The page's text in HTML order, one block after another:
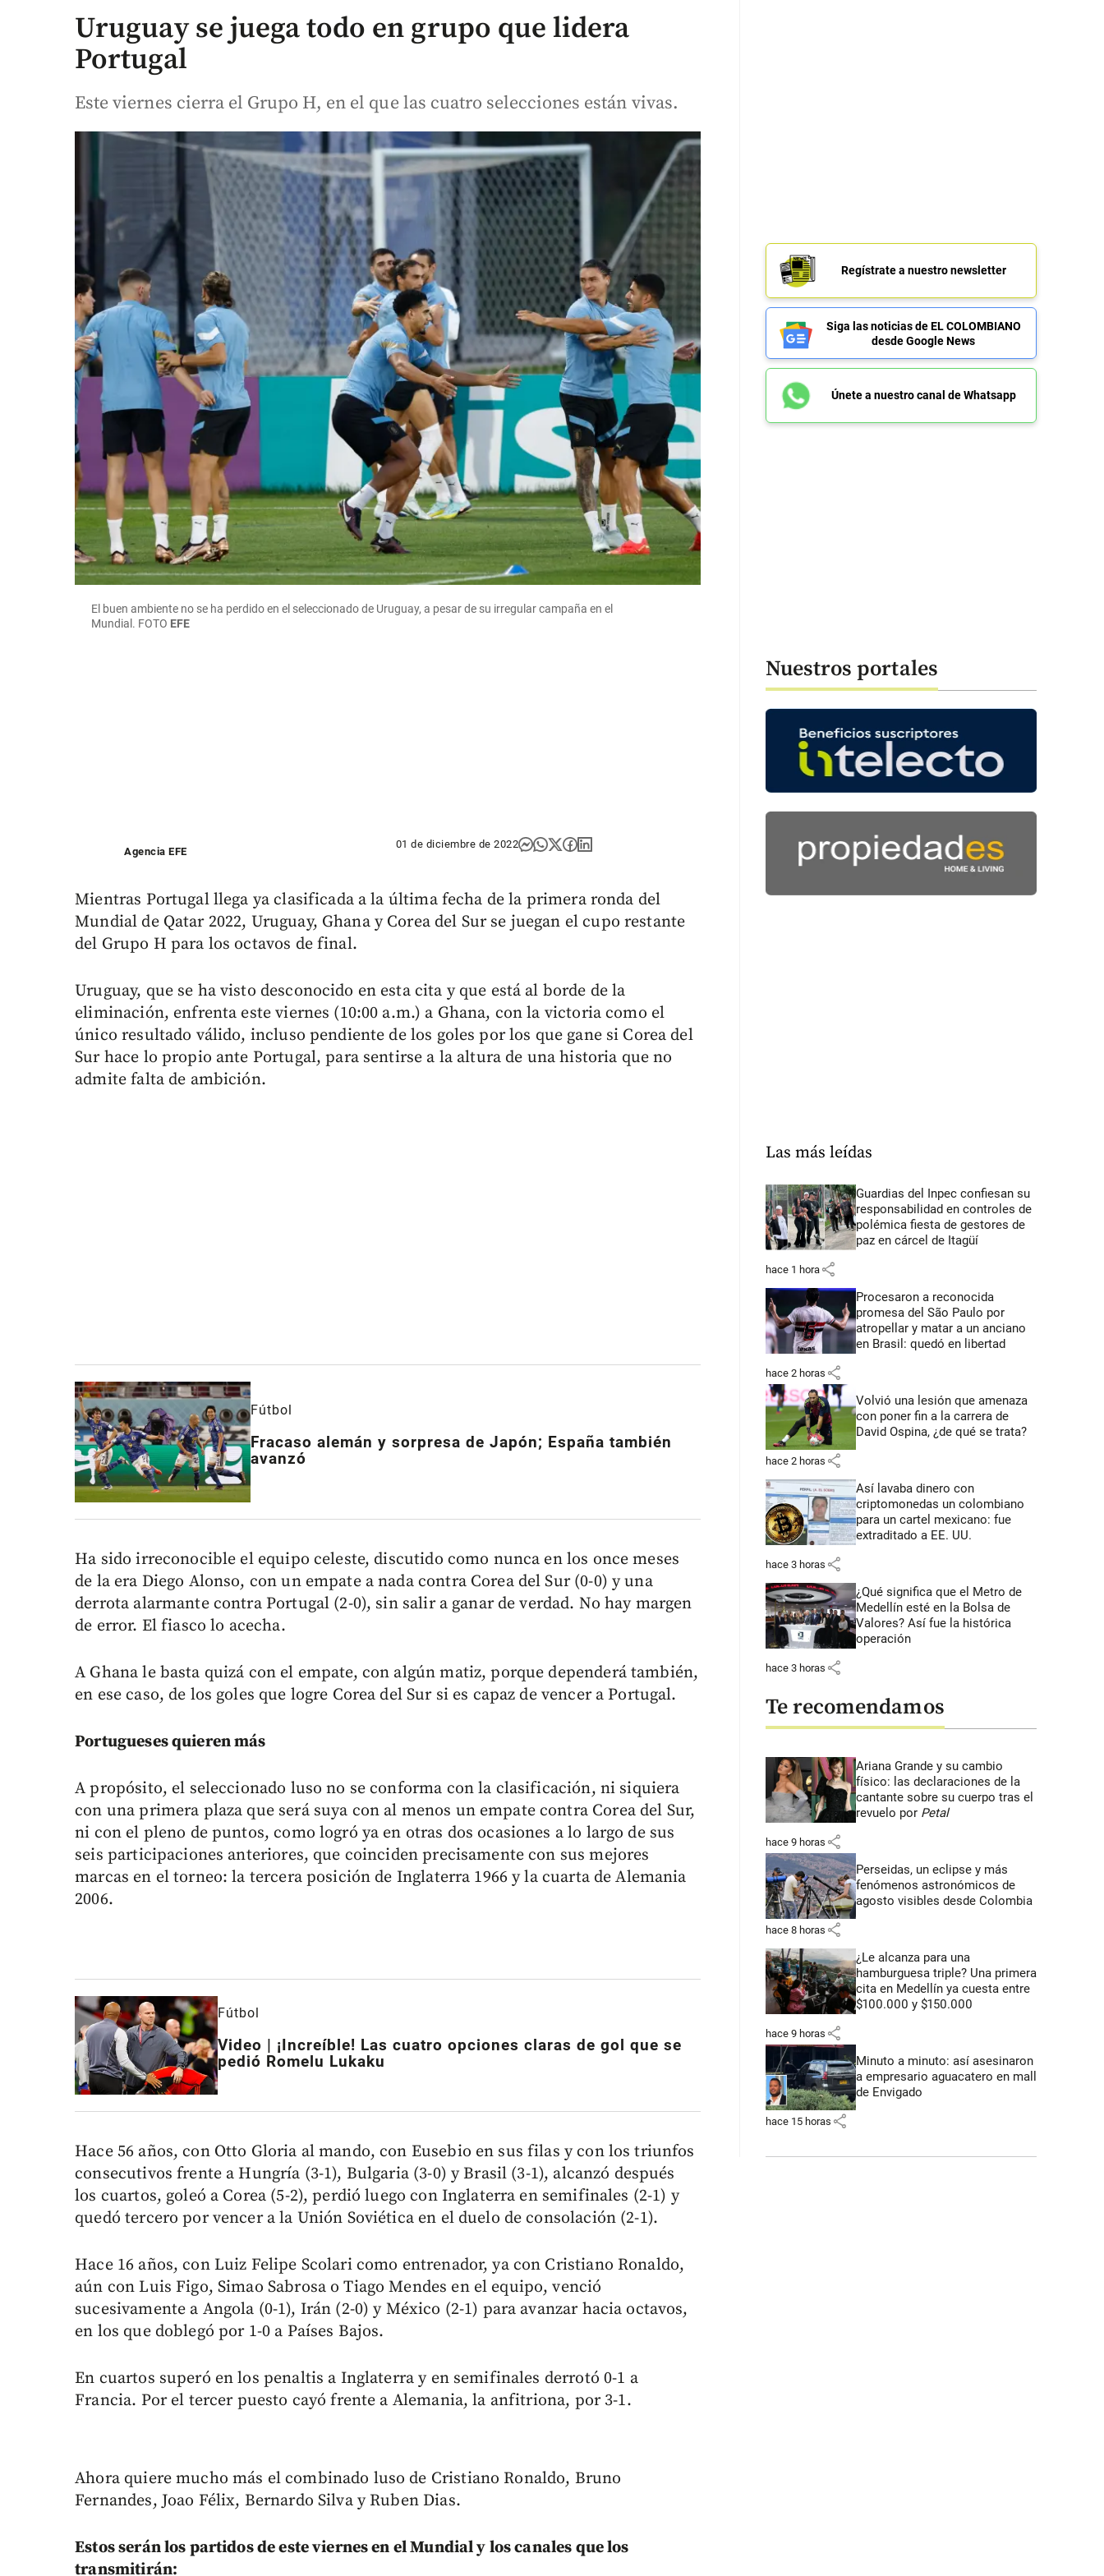
Uruguay se juega todo en grupo que lidera
Portugal
Este viernes cierra el Grupo H, en el que las cuatro selecciones están vivas.
El buen ambiente no se ha perdido en el seleccionado de Uruguay, a pesar de su irregular campaña en el
Mundial. FOTO EFE
Agencia EFE
01 de diciembre de 2022
Mientras Portugal llega ya clasificada a la última fecha de la primera ronda del
Mundial de Qatar 2022, Uruguay, Ghana y Corea del Sur se juegan el cupo restante
del Grupo H para los octavos de final.
Uruguay, que se ha visto desconocido en esta cita y que está al borde de la
eliminación, enfrenta este viernes (10:00 a.m.) a Ghana, con la victoria como el
único resultado válido, incluso pendiente de los goles por los que gane si Corea del
Sur hace lo propio ante Portugal, para sentirse a la altura de una historia que no
admite falta de ambición.
Fútbol
Fracaso alemán y sorpresa de Japón; España también
avanzó
Ha sido irreconocible el equipo celeste, discutido como nunca en los once meses
de la era Diego Alonso, con un empate a nada contra Corea del Sur (0-0) y una
derrota alarmante contra Portugal (2-0), sin salir a ganar de verdad. No hay margen
de error. El fiasco lo acecha.
A Ghana le basta quizá con el empate, con algún matiz, porque dependerá también,
en ese caso, de los goles que logre Corea del Sur si es capaz de vencer a Portugal.
Portugueses quieren más
A propósito, el seleccionado luso no se conforma con la clasificación, ni siquiera
con una primera plaza que será suya con al menos un empate contra Corea del Sur,
ni con el pleno de puntos, como logró ya en otras dos ocasiones a lo largo de sus
seis participaciones anteriores, que coinciden precisamente con sus mejores
marcas en el torneo: la tercera posición de Inglaterra 1966 y la cuarta de Alemania
2006.
Fútbol
Video | ¡Increíble! Las cuatro opciones claras de gol que se
pedió Romelu Lukaku
Hace 56 años, con Otto Gloria al mando, con Eusebio en sus filas y con los triunfos
consecutivos frente a Hungría (3-1), Bulgaria (3-0) y Brasil (3-1), alcanzó después
los cuartos, goleó a Corea (5-2), perdió luego con Inglaterra en semifinales (2-1) y
quedó tercero por vencer a la Unión Soviética en el duelo de consolación (2-1).
Hace 16 años, con Luiz Felipe Scolari como entrenador, ya con Cristiano Ronaldo,
aún con Luis Figo, Simao Sabrosa o Tiago Mendes en el equipo, venció
sucesivamente a Angola (0-1), Irán (2-0) y México (2-1) para avanzar hacia octavos,
en los que doblegó por 1-0 a Países Bajos.
En cuartos superó en los penaltis a Inglaterra y en semifinales derrotó 0-1 a
Francia. Por el tercer puesto cayó frente a Alemania, la anfitriona, por 3-1.
Ahora quiere mucho más el combinado luso de Cristiano Ronaldo, Bruno
Fernandes, Joao Félix, Bernardo Silva y Ruben Dias.
Estos serán los partidos de este viernes en el Mundial y los canales que los
transmitirán:
Regístrate a nuestro newsletter
Siga las noticias de EL COLOMBIANO
desde Google News
Únete a nuestro canal de Whatsapp
Nuestros portales
Las más leídas
Guardias del Inpec confiesan su
responsabilidad en controles de
polémica fiesta de gestores de
paz en cárcel de Itagüí
hace 1 hora share
Procesaron a reconocida
promesa del São Paulo por
atropellar y matar a un anciano
en Brasil: quedó en libertad
hace 2 horas share
Volvió una lesión que amenaza
con poner fin a la carrera de
David Ospina, ¿de qué se trata?
hace 2 horas share
Así lavaba dinero con
criptomonedas un colombiano
para un cartel mexicano: fue
extraditado a EE. UU.
hace 3 horas share
¿Qué significa que el Metro de
Medellín esté en la Bolsa de
Valores? Así fue la histórica
operación
hace 3 horas share
Te recomendamos
Ariana Grande y su cambio
físico: las declaraciones de la
cantante sobre su cuerpo tras el
revuelo por Petal
hace 9 horas share
Perseidas, un eclipse y más
fenómenos astronómicos de
agosto visibles desde Colombia
hace 8 horas share
¿Le alcanza para una
hamburguesa triple? Una primera
cita en Medellín ya cuesta entre
$100.000 y $150.000
hace 9 horas share
Minuto a minuto: así asesinaron
a empresario aguacatero en mall
de Envigado
hace 15 horas share